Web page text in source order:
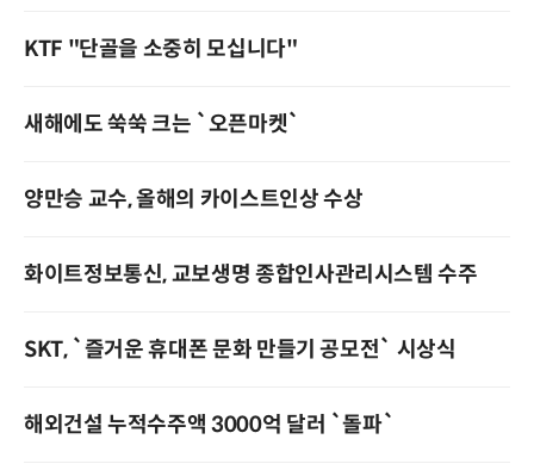
KTF "단골을 소중히 모십니다"
새해에도 쑥쑥 크는 `오픈마켓`
양만승 교수, 올해의 카이스트인상 수상
화이트정보통신, 교보생명 종합인사관리시스템 수주
SKT, `즐거운 휴대폰 문화 만들기 공모전` 시상식
해외건설 누적수주액 3000억 달러 `돌파`